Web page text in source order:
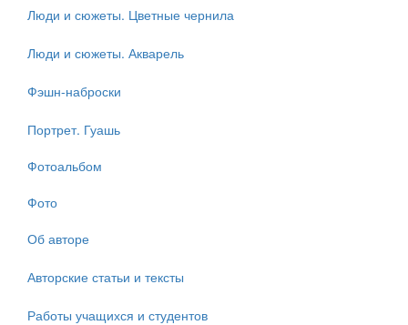
Люди и сюжеты. Цветные чернила
Люди и сюжеты. Акварель
Фэшн-наброски
Портрет. Гуашь
Фотоальбом
Фото
Об авторе
Авторские статьи и тексты
Работы учащихся и студентов